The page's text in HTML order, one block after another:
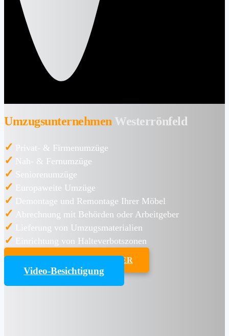
UmzugsunternehmenWesterrönfeld
✓ Privat- & Firmenumzüge
✓ Nah- & Fernumzüge
✓ Seniorenumzüge
✓ Europaweite Umzüge
✓ Demontage und Remontage Ihrer Möbel
✓ Abrechnung mit Behörden oder Arbeitgeber
✓ Lieferung von Umzugsmaterialien
✓ Einrichtung von Halteverbotszonen
UMZUGSKOSTENRECHNER
Video-Besichtigung